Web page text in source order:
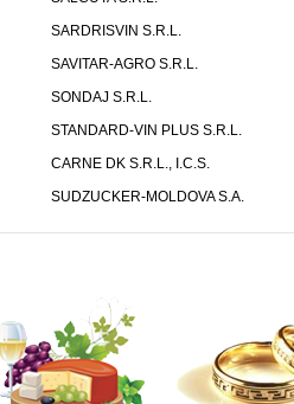
SARDRISVIN S.R.L.
SAVITAR-AGRO S.R.L.
SONDAJ S.R.L.
STANDARD-VIN PLUS S.R.L.
CARNE DK S.R.L., I.C.S.
SUDZUCKER-MOLDOVA S.A.